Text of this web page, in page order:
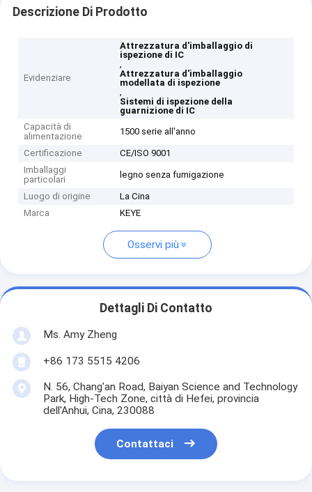
Descrizione Di Prodotto
Evidenziare
Attrezzatura d'imballaggio di
ispezione di IC
,
Attrezzatura d'imballaggio
modellata di ispezione
,
Sistemi di ispezione della
guarnizione di IC
Capacità di
alimentazione
1500 serie all'anno
Certificazione
CE/ISO 9001
Imballaggi
particolari
legno senza fumigazione
Luogo di origine
La Cina
Marca
KEYE
Osservi più
Dettagli Di Contatto
Ms. Amy Zheng
+86 173 5515 4206
N. 56, Chang'an Road, Baiyan Science and Technology
Park, High-Tech Zone, città di Hefei, provincia
dell'Anhui, Cina, 230088
Contattaci